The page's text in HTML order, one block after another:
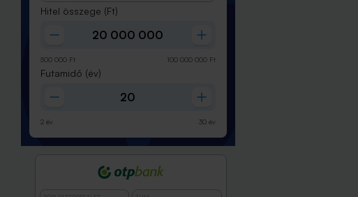
Hitel összege (Ft)
500 000 Ft 100 000 000 Ft
Futamidő (év)
2 év 30 év